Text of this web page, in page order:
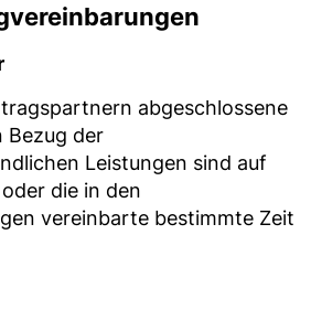
abgeschlossene
Bezug der
Leistungen sind auf
die in den
vereinbarte bestimmte Zeit